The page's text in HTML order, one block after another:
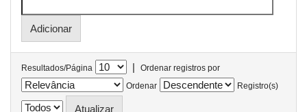
Resultados/Página |
Ordenar registros por
Ordenar
Registro(s)